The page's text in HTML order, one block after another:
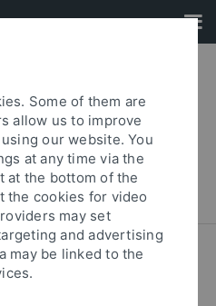
Some of them are
allow us to improve
our website. You
at any time via the
at the bottom of the
the cookies for video
may set
and advertising
may be linked to the